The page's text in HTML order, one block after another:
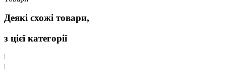
Деякі схожі товари,
з цієї категорії